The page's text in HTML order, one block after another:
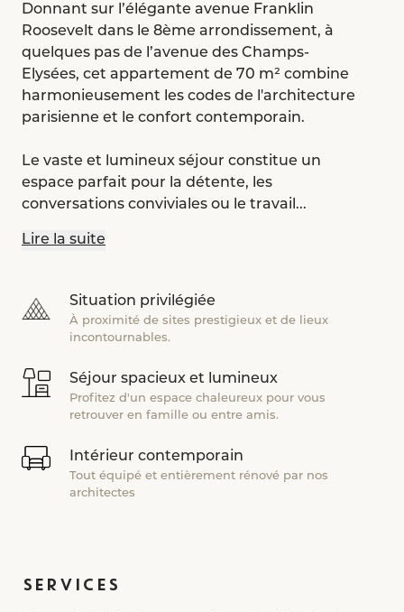
Donnant sur l’élégante avenue Franklin
Roosevelt dans le 8ème arrondissement, à
quelques pas de l’avenue des Champs-
Elysées, cet appartement de 70 m² combine
harmonieusement les codes de l'architecture
parisienne et le confort contemporain.
Le vaste et lumineux séjour constitue un
espace parfait pour la détente, les
conversations conviviales ou le travail...
Lire la suite
Situation privilégiée
À proximité de sites prestigieux et de lieux
incontournables.
Séjour spacieux et lumineux
Profitez d'un espace chaleureux pour vous
retrouver en famille ou entre amis.
Intérieur contemporain
Tout équipé et entièrement rénové par nos
architectes
SERVICES